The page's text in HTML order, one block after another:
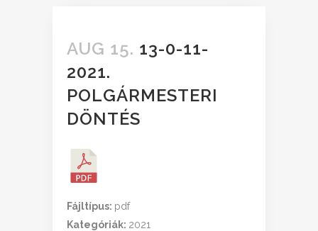
AUG 15. 13-0-11-
2021.
POLGÁRMESTERI
DÖNTÉS
Fájltípus: pdf
Kategóriák: 2021